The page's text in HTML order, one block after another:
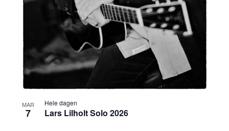
MAR
7
Hele dagen
Lars Lilholt Solo 2026